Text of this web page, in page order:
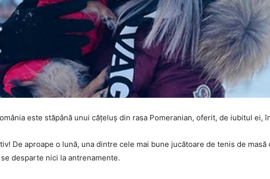
este stăpână unui cățeluș din rasa Pomeranian, oferit, de iubitul ei,
De aproape o lună, una dintre cele mai bune jucătoare de tenis de masă
desparte nici la antrenamente.